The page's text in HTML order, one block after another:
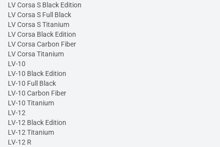
LV Corsa S Black Edition
LV Corsa S Full Black
LV Corsa S Titanium
LV Corsa Black Edition
LV Corsa Carbon Fiber
LV Corsa Titanium
LV-10
LV-10 Black Edition
LV-10 Full Black
LV-10 Carbon Fiber
LV-10 Titanium
LV-12
LV-12 Black Edition
LV-12 Titanium
LV-12 R